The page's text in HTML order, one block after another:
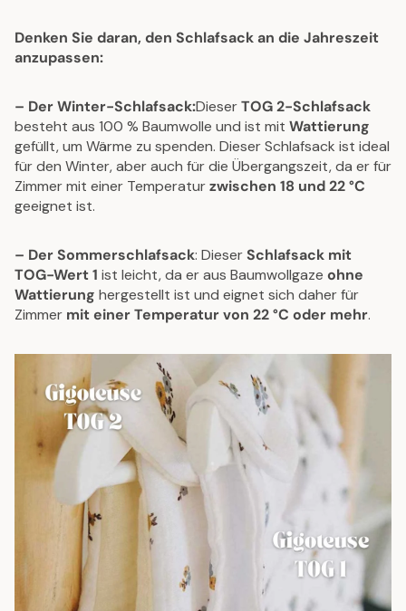
Denken Sie daran, den Schlafsack an die Jahreszeit
anzupassen:
– Der Winter-Schlafsack:DieserTOG 2-Schlafsack
besteht aus 100 % Baumwolle und ist mit Wattierung
gefüllt, um Wärme zu spenden. Dieser Schlafsack ist ideal
für den Winter, aber auch für die Übergangszeit, da er für
Zimmer mit einer Temperaturzwischen 18 und 22 °C
geeignet ist.
– Der Sommerschlafsack: DieserSchlafsack mit
TOG-Wert 1 ist leicht, da er aus Baumwollgaze ohne
Wattierung hergestellt ist und eignet sich daher für
Zimmer mit einer Temperatur von 22 °C oder mehr.